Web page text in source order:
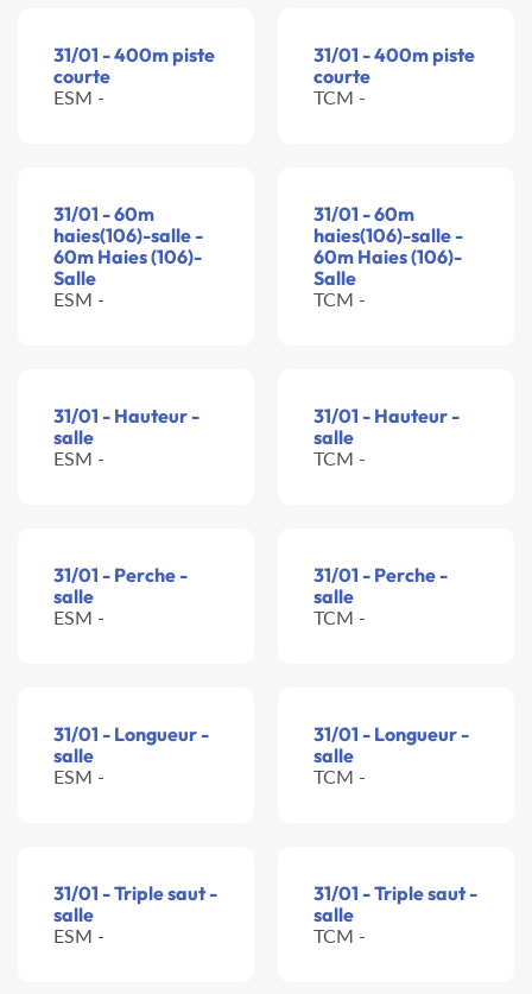
31/01 - 400m piste
courte
ESM -
31/01 - 400m piste
courte
TCM -
31/01 - 60m
haies(106)-salle -
60m Haies (106)-
Salle
ESM -
31/01 - 60m
haies(106)-salle -
60m Haies (106)-
Salle
TCM -
31/01 - Hauteur -
salle
ESM -
31/01 - Hauteur -
salle
TCM -
31/01 - Perche -
salle
ESM -
31/01 - Perche -
salle
TCM -
31/01 - Longueur -
salle
ESM -
31/01 - Longueur -
salle
TCM -
31/01 - Triple saut -
salle
ESM -
31/01 - Triple saut -
salle
TCM -